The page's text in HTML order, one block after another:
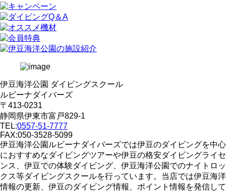
伊豆海洋公園 ダイビングスクール
ルビーナダイバーズ
〒413-0231
静岡県伊東市富戸829-1
TEL:0557-51-7777
FAX:050-3528-5099
伊豆海洋公園ルビーナダイバーズでは伊豆のダイビングを中心
におすすめなダイビングツアーや伊豆の格安ダイビングライセ
ンス、伊豆での体験ダイビング、伊豆海洋公園でのナイトロッ
クス等ダイビングスクールを行っています。当店では伊豆海洋
情報の更新、伊豆のダイビング情報、ポイント情報を発信して